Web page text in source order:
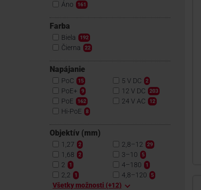
Áno 161
Farba
Biela 192
Čierna 22
Napájanie
PoC 15
PoE+ 9
PoE 162
Hi-PoE 8
5 V DC 2
12 V DC 203
24 V AC 12
Objektív (mm)
1,27 2
1,68 2
2 1
2,2 1
2,8–12 29
3–10 5
4–180 1
4,8–120 5
Všetky možnosti (+12)